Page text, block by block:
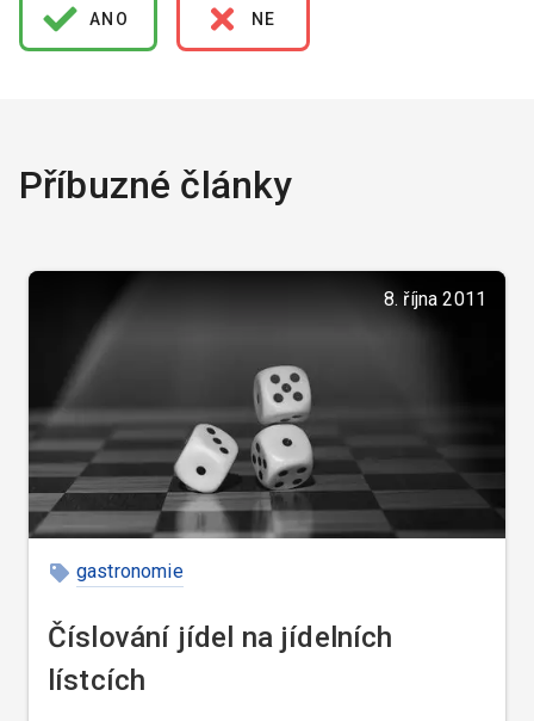
ANO NE
Příbuzné články
8. října 2011
gastronomie
Číslování jídel na jídelních
lístcích